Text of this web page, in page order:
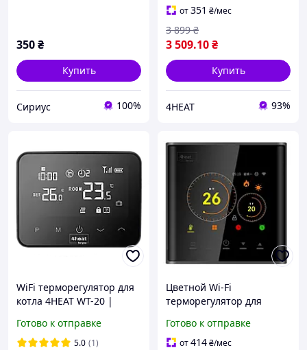
350₴
Купить
Сириус 100%
от351 ₴/мес
3 509.10₴
3 899 ₴
Купить
4HEAT 93%
WiFi терморегулятор для
котла 4HEAT WT-20 |
Готово к отправке
5.0 (1)
Цветной Wi-Fi
терморегулятор для
740 с сенсорным
управлением
Готово к отправке
от414₴/мес